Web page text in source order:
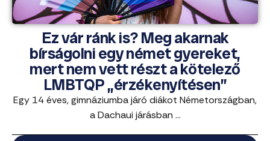
Ez vár ránk is? Meg akarnak
bírságolni egy német gyereket,
mert nem vett részt a kötelező
LMBTQP „érzékenyítésen”
Egy 14 éves, gimnáziumba járó diákot Németországban,
a Dachaui járásban ...